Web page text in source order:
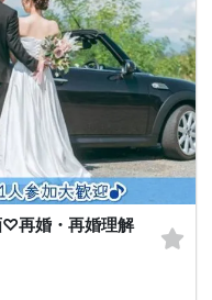
再婚・再婚理解